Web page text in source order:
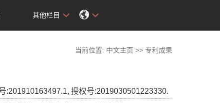
其他栏目
当前位置: 中文主页 >>专利成果
:201910163497.1, 授权号:2019030501223330.